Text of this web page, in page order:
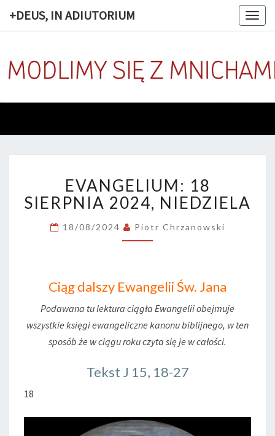
+DEUS, IN ADIUTORIUM
SIERPNIA
2024,
NIEDZIELA
EVANGELIUM: 18
SIERPNIA 2024, NIEDZIELA
18/08/2024 Piotr Chrzanowski
Ciąg dalszy Ewangelii Św. Jana
Podawana tu lektura ciągła Ewangelii obejmuje
wszystkie księgi ewangeliczne kanonu biblijnego, w ten
sposób że w ciągu roku czyta się je w całości.
Tekst J 15, 18-27
18